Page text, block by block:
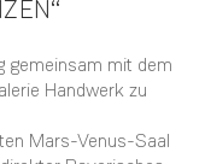
gemeinsam mit dem
Handwerk zu
Mars-Venus-Saal